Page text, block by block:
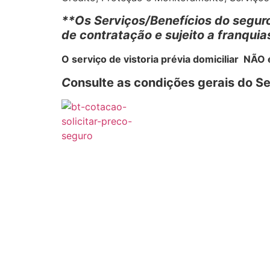
**Os Serviços/Benefícios do
de contratação e sujeito a
O serviço de vistoria prévia domiciliar NÃO
Consulte as condições gerais do